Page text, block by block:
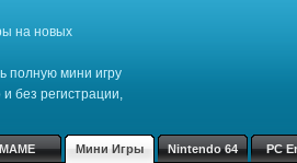
на новых
полную мини игру
без регистрации,
Мини Игры Nintendo 64 PC